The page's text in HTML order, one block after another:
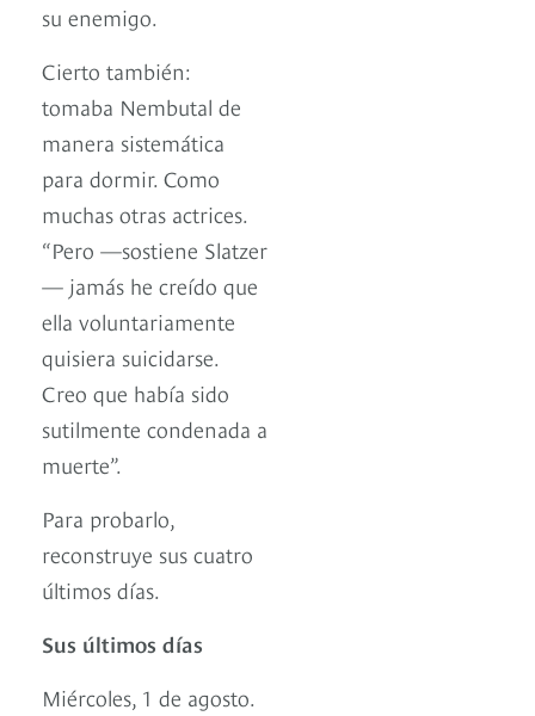
su enemigo.
Cierto también:
tomaba Nembutal de
manera sistemática
para dormir. Como
muchas otras actrices.
“Pero —sostiene Slatzer
— jamás he creído que
ella voluntariamente
quisiera suicidarse.
Creo que había sido
sutilmente condenada a
muerte”.
Para probarlo,
reconstruye sus cuatro
últimos días.
Sus últimos días
Miércoles, 1 de agosto.